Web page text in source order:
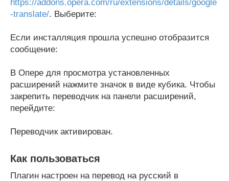
https://addons.opera.com/ru/extensions/details/google
-translate/. Выберите:
Если инсталляция прошла успешно отобразится
сообщение:
В Опере для просмотра установленных
расширений нажмите значок в виде кубика. Чтобы
закрепить переводчик на панели расширений,
перейдите:
Переводчик активирован.
Как пользоваться
Плагин настроен на перевод на русский в